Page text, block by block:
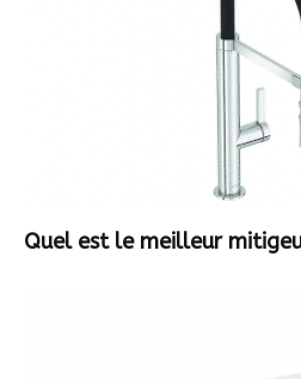
Quel est le meilleur